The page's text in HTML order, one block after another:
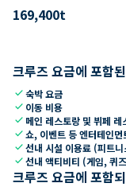
169,400t
크루즈 요금에 포함
check숙박 요금
check 이동 비용
check 메인 레스토랑 및 뷔페
check쇼, 이벤트 등 엔터테인먼
check선내 시설 이용료 (피트
check선내 액티비티 (게임, 퀴
크루즈 요금에 포함